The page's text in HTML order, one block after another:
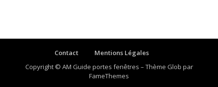
Contact
Mentions Légales
Copyright © AM Guide portes fenêtres – Thème Glob par
FameThemes